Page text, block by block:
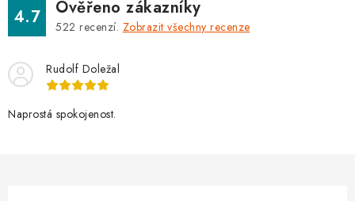
4.7 Ověřeno zákazníky
522 recenzí. Zobrazit všechny recenze
Rudolf Doležal
Naprostá spokojenost.